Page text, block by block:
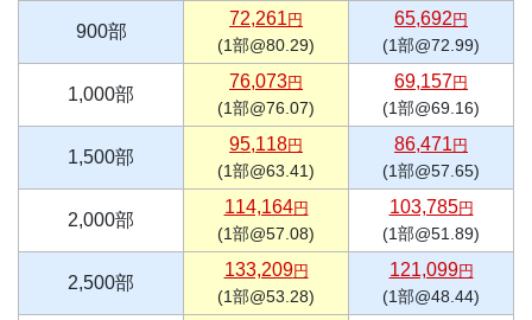
900部
72,261 円
(1部@80.29)
65,692 円
(1部@72.99)
1,000部
76,073円
(1部@76.07)
69,157円
(1部@69.16)
1,500部
95,118円
(1部@63.41)
86,471 円
(1部@57.65)
2,000部
114,164円
(1部@57.08)
103,785円
(1部@51.89)
2,500部
133,209円
(1部@53.28)
121,099円
(1部@48.44)